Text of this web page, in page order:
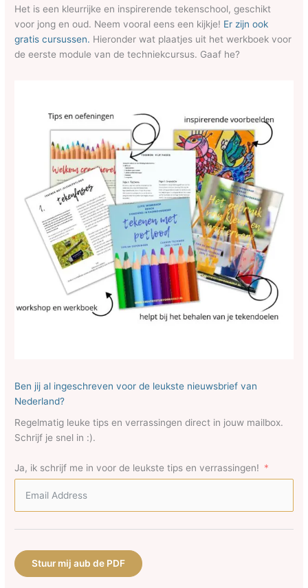
Het is een kleurrijke en inspirerende tekenschool, geschikt
voor jong en oud. Neem vooral eens een kijkje! Er zijn ook
gratis cursussen. Hieronder wat plaatjes uit het werkboek voor
de eerste module van de techniekcursus. Gaaf he?
Ben jij al ingeschreven voor de leukste nieuwsbrief van
Nederland?
Regelmatig leuke tips en verrassingen direct in jouw mailbox.
Schrijf je snel in :).
Ja, ik schrijf me in voor de leukste tips en verrassingen!
Stuur mij aub de PDF